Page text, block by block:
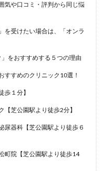
気や口コミ・評判から同じ悩
を受けたい場合は、「オンラ
をおすすめする５つの理由
すすめのクリニック10選！
歩１分】
【芝公園駅より徒歩2分】
尿器科【芝公園駅より徒歩６
町院【芝公園駅より徒歩14